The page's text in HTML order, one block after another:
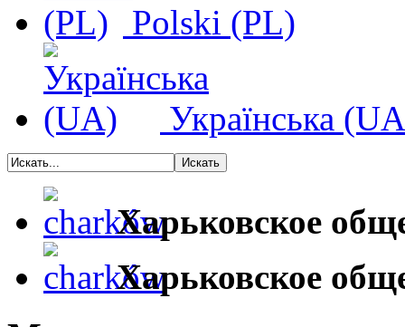
Polski (PL)
Українська
Харьковское
Харьковское